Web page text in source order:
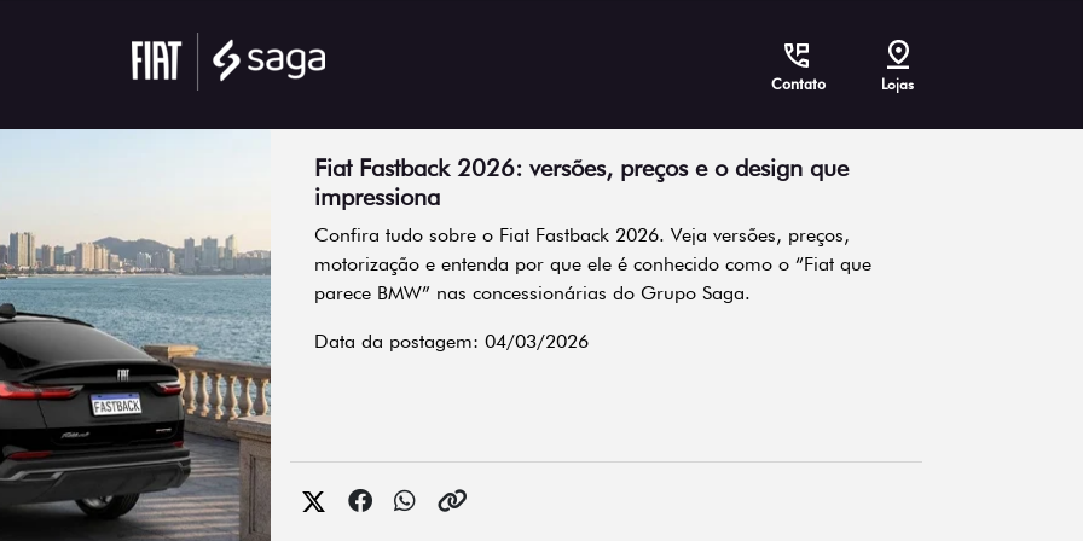
Contato Lojas
Fiat Fastback 2026: versões, preços e o design que
impressiona
Confira tudo sobre o Fiat Fastback 2026. Veja versões, preços,
motorização e entenda por que ele é conhecido como o “Fiat que
parece BMW” nas concessionárias do Grupo Saga.
Data da postagem: 04/03/2026